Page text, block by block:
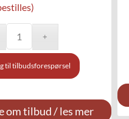
til tilbudsforespørsel
om tilbud / les mer